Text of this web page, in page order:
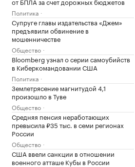
Политика
Супруге главы издательства «Джем»
предъявили обвинение в
мошенничестве
Общество
Bloomberg узнал о серии самоубийств
в Киберкомандовании США
Политика
Землетрясение магнитудой 4,1
произошло в Туве
Общество
Средняя пенсия неработающих
превысила ₽35 тыс. в семи регионах
России
Общество
США ввели санкции в отношении
военного атташе Кубы в России